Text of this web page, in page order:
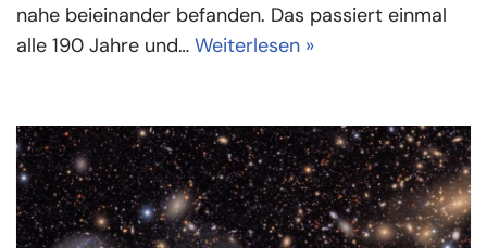
nahe beieinander befanden. Das passiert einmal
alle 190 Jahre und… Weiterlesen »